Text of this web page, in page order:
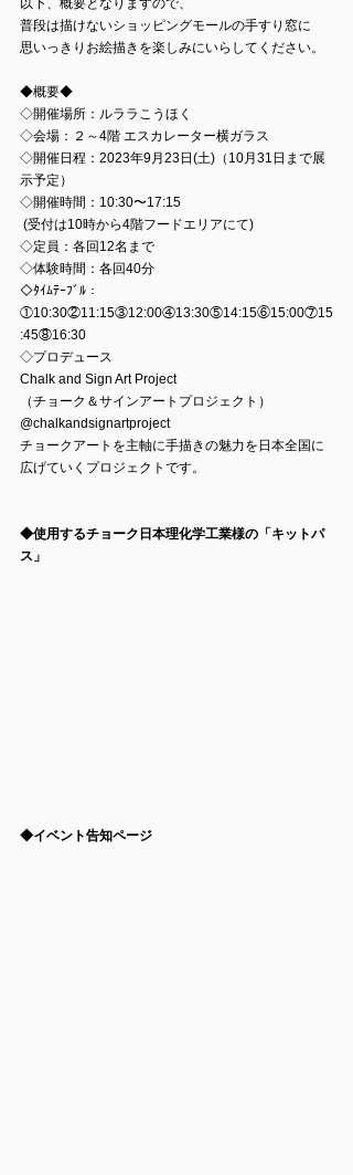
以下、概要となりますので、
普段は描けないショッピングモールの手すり窓に
思いっきりお絵描きを楽しみにいらしてください。
◆概要◆
◇開催場所：ルララこうほく
◇会場：２～4階 エスカレーター横ガラス
◇開催日程：2023年9月23日(土)（10月31日まで展
示予定）
◇開催時間：10:30〜17:15
(受付は10時から4階フードエリアにて)
◇定員：各回12名まで
◇体験時間：各回40分
◇ﾀｲﾑﾃｰﾌﾞﾙ：
①10:30②11:15③12:00④13:30⑤14:15⑥15:00⑦15
:45⑧16:30
◇プロデュース
Chalk and Sign Art Project
（チョーク＆サインアートプロジェクト）
@chalkandsignartproject
チョークアートを主軸に手描きの魅力を日本全国に
広げていくプロジェクトです。
◆使用するチョーク日本理化学工業様の「キットパ
ス」
◆イベント告知ページ